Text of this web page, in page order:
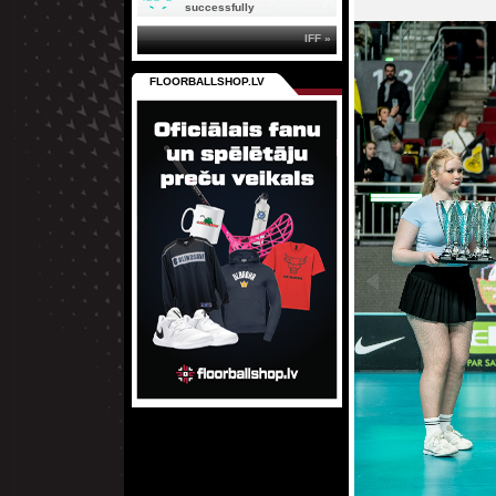
successfully
IFF »
FLOORBALLSHOP.LV